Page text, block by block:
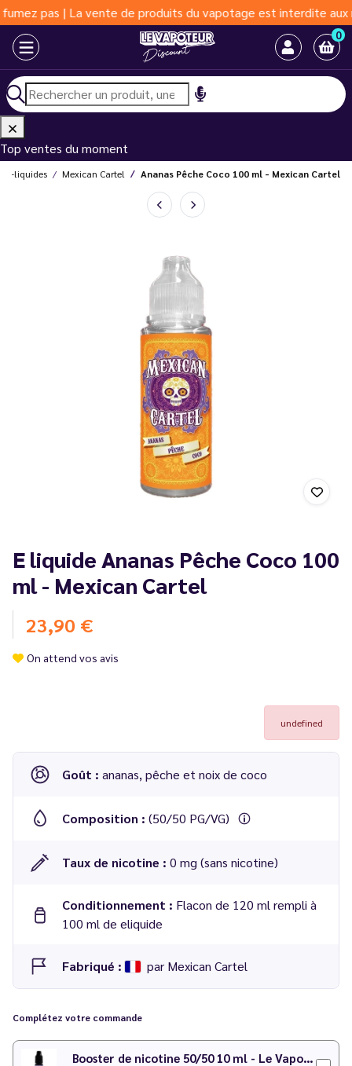
| La vente de produits du vapotage est interdite aux moins
0
Top ventes du moment
E-liquides Mexican Cartel Ananas Pêche Coco 100 ml - Mexican Cartel
E liquide Ananas Pêche Coco 100
ml - Mexican Cartel
23,90 €
On attend vos avis
undefined
Goût : ananas, pêche et noix de coco
Composition : (50/50 PG/VG)
Taux de nicotine : 0 mg (sans nicotine)
Conditionnement : Flacon de 120 ml rempli à
100 ml de eliquide
Fabriqué : par Mexican Cartel
Complétez votre commande
Booster de nicotine 50/50 10 ml - Le Vapoteur Discount